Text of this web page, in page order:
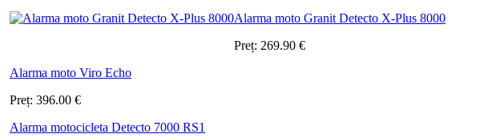
Alarma moto Granit Detecto X-Plus 8000
Preț: 269.90 €
Alarma moto Viro Echo
Preț: 396.00 €
Alarma motocicleta Detecto 7000 RS1